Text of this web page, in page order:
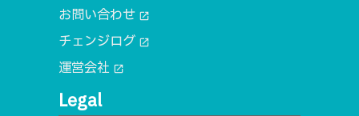
お問い合わせ open_in_new
チェンジログ open_in_new
運営会社 open_in_new
Legal